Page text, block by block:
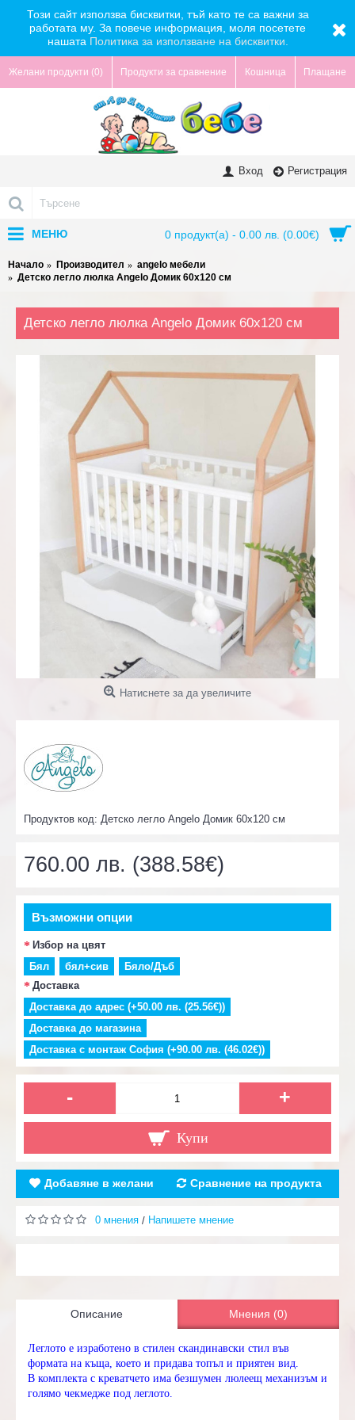
Този сайт използва бисквитки, тъй като те са важни за
работата му. За повече информация, моля посетете
нашата Политика за използване на бисквитки.
Желани продукти (0) Продукти за сравнение Кошница Плащане
0 продукт(а) - 0.00 лв. (0.00€)
Вход Регистрация
МЕНЮ
Начало Производител
angelo мебели
Детско легло люлка Angelo Домик 60х120 см
Детско легло люлка Angelo Домик 60х120 см
Натиснете за да увеличите
Продуктов код: Детско легло Angelo Домик 60х120 см
760.00 лв. (388.58€)
Възможни опции
Избор на цвят
Бял
бял+сив
Бяло/Дъб
Доставка
Доставка до адрес (+50.00 лв. (25.56€))
Доставка до магазина
Доставка с монтаж София (+90.00 лв. (46.02€))
- +
Купи
Добавяне в желани Сравнение на продукта
0 мнения / Напишете мнение
Описание Мнения (0)
Леглото е изработено в стилен скандинавски стил във
формата на къща, което и придава топъл и приятен вид.
В комплекта с креватчето има безшумен люлеещ механизъм и
голямо чекмедже под леглото.